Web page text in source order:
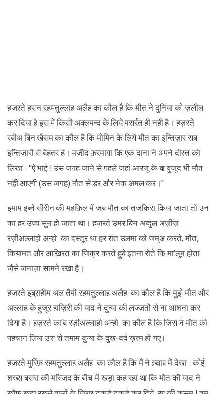
हज़रते हसन रहमतुल्लाह अलैह का कौल है कि मौत ने दुनिया को ज़लील
कर दिया है इस में किसी अक्लमन्द के लिये मसर्रत ही नहीं है। हज़रते
रबीअ बिन खैसम का कौल है कि मोमिन के लिये मौत का इन्तिज़ार सब
इन्तिज़ारों से बेहतर है। मजीद फ़रमाया कि एक दाना ने अपने दोस्त को
लिखा : “ऐ भाई ! उस जगह जाने से पहले जहां आरजू के बा वुजूद भी मौत
नहीं आएगी (उस जगह) मौत से डर और नेक अमल कर।”
इमाम इब्ने सीरीन की महफ़िल में जब मौत का तजकिरा किया जाता तो उन
का हर उज्व सुन हो जाता था। हज़रते उमर बिन अब्दुल अज़ीज़
रज़ीअल्लाहो अन्हो का दस्तूर था हर रात उलमा को जम्अ करते, मौत,
कियामत और आख़िरत का जिक्र करते हुवे इतना रोते कि मा’लूम होता
जैसे जनाज़ा सामने रखा है।
हज़रते इब्राहीम अल तैमी रहमतुल्लाह अलैह का कौल है कि मुझे मौत और
अल्लाह के हुजूर हाज़िरी की याद ने दुन्या की लज्ज़तों से ना आशना कर
दिया है। हज़रते का’ब रज़ीअल्लाहो अन्हो का कौल है कि जिस ने मौत को
पहचान लिया उस से तमाम दुन्या के दुख-दर्द ख़त्म हो गए।
हज़रते मुर्रिफ़ रहमतुल्लाह अलैह का कौल है कि मैं ने ख़्वाब में देखा : कोई
शख्स बसरा की मस्जिद के बीच में खड़ा कह रहा था कि मौत की याद ने